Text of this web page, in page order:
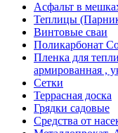
Асфальт в
Теплицы
Винтовые сваи
Поликарбонат
Пленка для
армированная ,
Сетки
Террасная доска
Грядки садовые
Средства от